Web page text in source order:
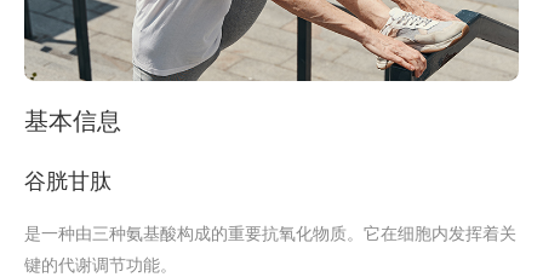
基本信息
谷胱甘肽
是一种由三种氨基酸构成的重要抗氧化物质。它在细胞内发挥着关
键的代谢调节功能。